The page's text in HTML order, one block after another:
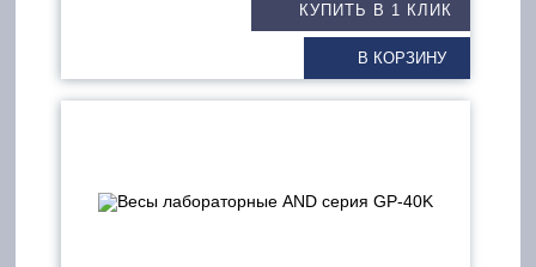
КУПИТЬ В 1 КЛИК
В КОРЗИНУ